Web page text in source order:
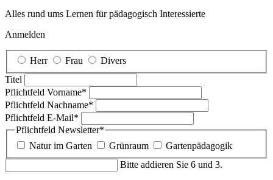
Alles rund ums Lernen für pädagogisch Interessierte
Anmelden
Herr Frau
Divers
Titel
Pflichtfeld Vorname*
Pflichtfeld Nachname*
Pflichtfeld E-Mail*
Pflichtfeld Newsletter*
Natur im Garten
Grünraum
Gartenpädagogik
Bitte addieren Sie 6 und 3.